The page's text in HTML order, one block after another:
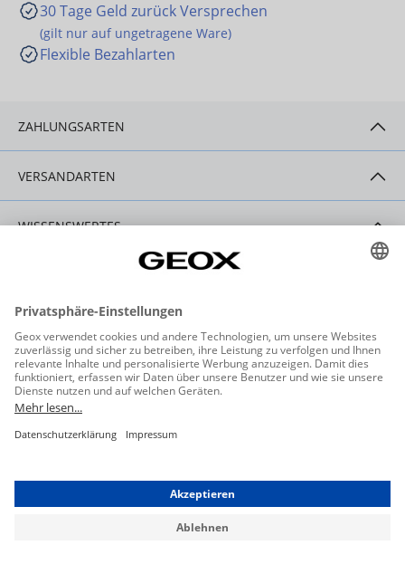
30 Tage Geld zurück Versprechen
(gilt nur auf ungetragene Ware)
Flexible Bezahlarten
ZAHLUNGSARTEN
VERSANDARTEN
WISSENSWERTES
Allgemeine Geschäftsbedingungen
Barrierefreiheit
Widerrufsbelehrung Impressum